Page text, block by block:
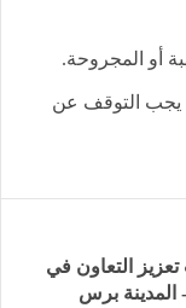
أو المجروحة.
يجب التوقف عن
التعاون في
المدينة برس